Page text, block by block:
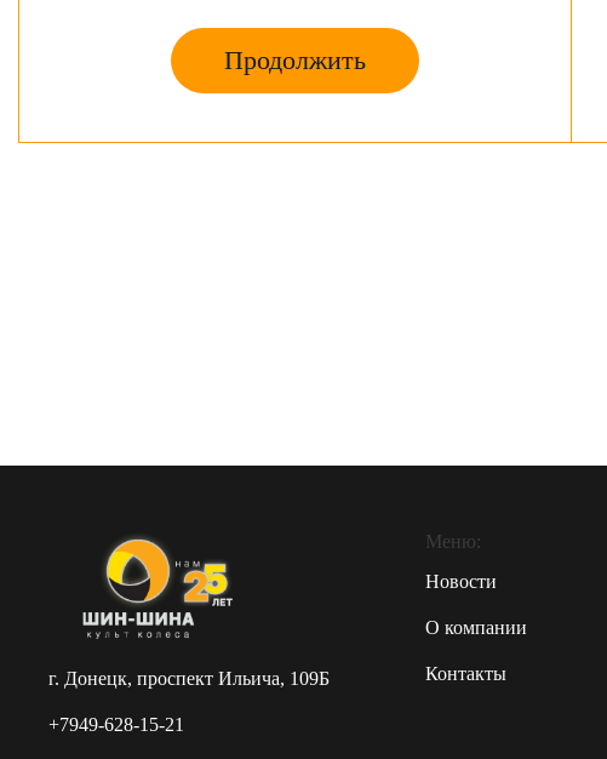
Продолжить
г. Донецк, проспект Ильича, 109Б
+7949-628-15-21
Меню:
Новости
О компании
Контакты